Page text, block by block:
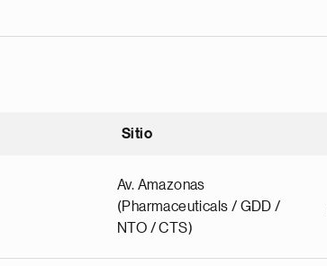
Sitio
Av. Amazonas
(Pharmaceuticals / GDD /
NTO / CTS)